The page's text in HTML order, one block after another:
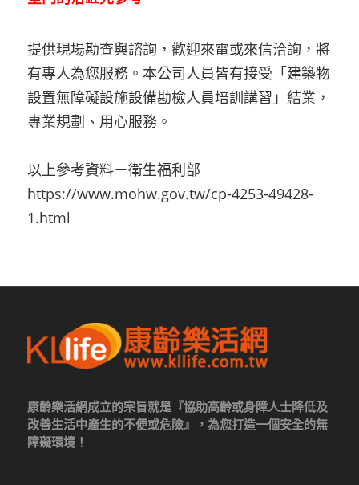
提供現場勘查與諮詢，歡迎來電或來信洽詢，將
有專人為您服務。本公司人員皆有接受「建築物
設置無障礙設施設備勘檢人員培訓講習」結業，
專業規劃、用心服務。
以上參考資料－衛生福利部
https://www.mohw.gov.tw/cp-4253-49428-
1.html
康齡樂活網成立的宗旨就是『協助高齡或身障人士降低及
改善生活中產生的不便或危險』，為您打造一個安全的無
障礙環境！